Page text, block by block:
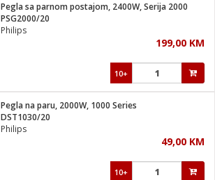
Pegla sa parnom postajom, 2400W, Serija 2000
PSG2000/20
Philips
199,00 KM
10+
Pegla na paru, 2000W, 1000 Series
DST1030/20
Philips
49,00 KM
10+